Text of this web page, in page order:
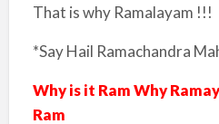
That is why Ramalayam !!!
*Say Hail Ramachandra
Why is it Ram Why
Ram